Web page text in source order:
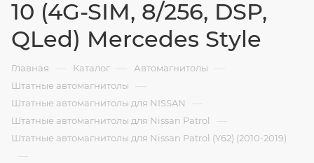
10 (4G-SIM, 8/256, DSP,
QLed) Mercedes Style
Главная — Каталог — Автомагнитолы —
Штатные автомагнитолы —
Штатные автомагнитолы для NISSAN —
Штатные автомагнитолы для Nissan Patrol —
Штатные автомагнитолы для Nissan Patrol (Y62) (2010-2019)
—